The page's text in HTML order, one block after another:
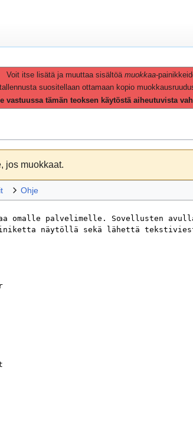
Voit itse lisätä ja muuttaa sisältöä muokkaa-
suositellaan ottamaan kopio
vastuussa tämän teoksen käytöstä aiheutuvista
jos muokkaat.
Ohje